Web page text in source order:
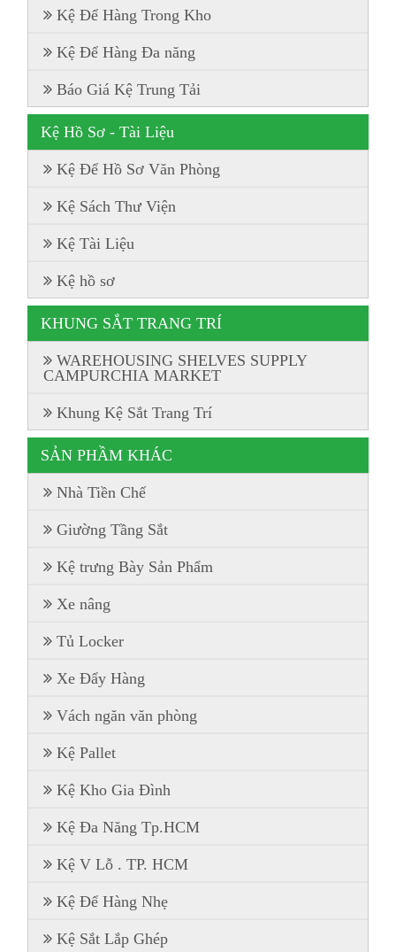
Kệ Để Hàng Trong Kho
Kệ Để Hàng Đa năng
Báo Giá Kệ Trung Tải
Kệ Hồ Sơ - Tài Liệu
Kệ Để Hồ Sơ Văn Phòng
Kệ Sách Thư Viện
Kệ Tài Liệu
Kệ hồ sơ
KHUNG SẮT TRANG TRÍ
WAREHOUSING SHELVES SUPPLY
CAMPURCHIA MARKET
Khung Kệ Sắt Trang Trí
SẢN PHẦM KHÁC
Nhà Tiền Chế
Giường Tầng Sắt
Kệ trưng Bày Sản Phẩm
Xe nâng
Tủ Locker
Xe Đẩy Hàng
Vách ngăn văn phòng
Kệ Pallet
Kệ Kho Gia Đình
Kệ Đa Năng Tp.HCM
Kệ V Lỗ . TP. HCM
Kệ Để Hàng Nhẹ
Kệ Sắt Lắp Ghép